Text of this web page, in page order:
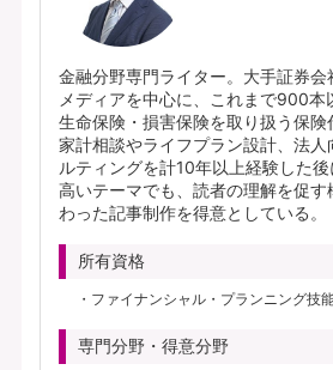
金融分野専門ライター。大手証券会
メディアを中心に、これまで900本
生命保険・損害保険を取り扱う保
家計相談やライフプラン設計、法
ルティングを計10年以上経験した
高いテーマでも、読者の理解を促
わった記事制作を得意としている。
所有資格
ファイナンシャル・プランニング技
専門分野・得意分野